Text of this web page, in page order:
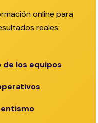
online para
reales:
de los equipos